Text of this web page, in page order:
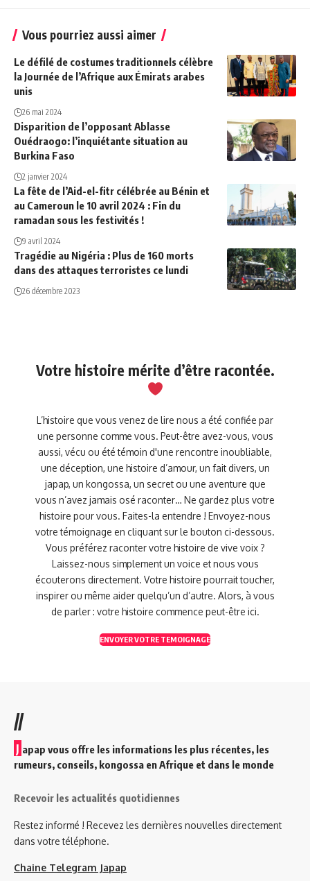
Vous pourriez aussi aimer
Le défilé de costumes traditionnels célèbre
la Journée de l’Afrique aux Émirats arabes
unis
26 mai 2024
Disparition de l’opposant Ablasse
Ouédraogo: l’inquiétante situation au
Burkina Faso
2 janvier 2024
La fête de l’Aid-el-fitr célébrée au Bénin et
au Cameroun le 10 avril 2024 : Fin du
ramadan sous les festivités !
9 avril 2024
Tragédie au Nigéria : Plus de 160 morts
dans des attaques terroristes ce lundi
26 décembre 2023
Votre histoire mérite d’être racontée.
L’histoire que vous venez de lire nous a été confiée par
une personne comme vous. Peut-être avez-vous, vous
aussi, vécu ou été témoin d'une rencontre inoubliable,
une déception, une histoire d’amour, un fait divers, un
japap, un kongossa, un secret ou une aventure que
vous n’avez jamais osé raconter… Ne gardez plus votre
histoire pour vous. Faites-la entendre ! Envoyez-nous
votre témoignage en cliquant sur le bouton ci-dessous.
Vous préférez raconter votre histoire de vive voix ?
Laissez-nous simplement un voice et nous vous
écouterons directement. Votre histoire pourrait toucher,
inspirer ou même aider quelqu’un d’autre. Alors, à vous
de parler : votre histoire commence peut-être ici.
ENVOYER VOTRE TEMOIGNAGE
//
J apap vous offre les informations les plus récentes, les
rumeurs, conseils, kongossa en Afrique et dans le monde
Recevoir les actualités quotidiennes
Restez informé ! Recevez les dernières nouvelles directement
dans votre téléphone.
Chaine Telegram Japap